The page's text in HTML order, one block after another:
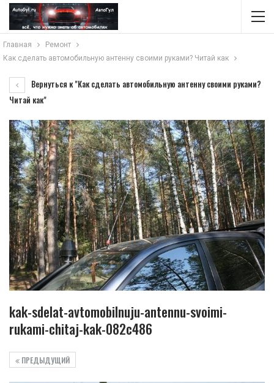
Главная
Ремонт
Как сделать автомобильную антенну своими руками? Читай как
Вернуться к "Как сделать автомобильную антенну своими руками?
Читай как"
kak-sdelat-avtomobilnuju-antennu-svoimi-
rukami-chitaj-kak-082c486
ПРЕДЫДУЩИЙ